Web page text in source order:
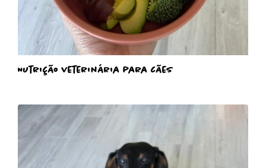
Nutrição veterinária para cães